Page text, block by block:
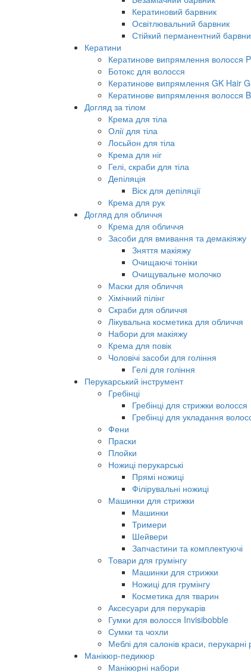
Кератиновий барвник
Освітлювальний барвник
Стійкий перманентний
Кератини
Кератинове випрямлення волосся
Ботокс для волосся
Кератинове випрямлення GK Hair
Кератинове випрямлення волосся
Догляд за тілом
Крема для тіла
Олії для тіла
Лосьйон для тіла
Крема для ніг
Гелі, скраби для тіла
Депіляція
Віск для депіляції
Крема для рук
Догляд для обличчя
Крема для обличчя
Засоби для вмивання та демакіяжу
Зняття макіяжу
Очищаючі тоніки
Очищувальне молочко
Маски для обличчя
Хімічний пілінг
Скраби для обличчя
Лікувальна косметика для обличчя
Набори для макіяжу
Крема для повік
Чоловічі засоби для гоління
Гелі для гоління
Перукарський інструмент
Гребінці
Гребінці для стрижки волосся
Гребінці для укладання
Фени
Праски
Плойки
Ножиці перукарські
Прямі ножиці
Філірувальні ножиці
Машинки для стрижки
Машинки
Тримери
Шейвери
Запчастини та комплектуючі
Товари для грумінгу
Машинки для стрижки
Ножиці для грумінгу
Косметика для тварин
Аксесуари для перукарів
Гумки для волосся Invisibobble
Сумки та чохли
Меблі для салонів краси, перукарні
Манікюр-педикюр
Манікюрні набори